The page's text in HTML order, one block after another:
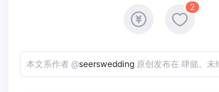
2
本文系作者 @seerswedding 原创发布在 肆懿。未